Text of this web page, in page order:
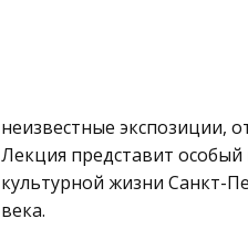
неизвестные экспозиции,
Лекция представит
культурной жизни Санкт-
века.